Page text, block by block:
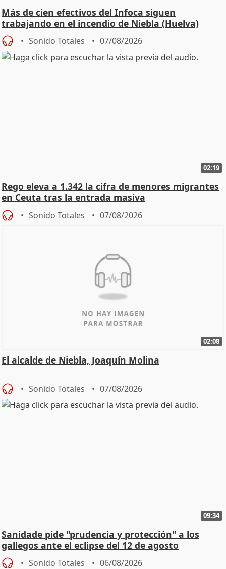
Más de cien efectivos del Infoca siguen
trabajando en el incendio de Niebla (Huelva)
Sonido Totales 07/08/2026
02:19
Rego eleva a 1.342 la cifra de menores migrantes
en Ceuta tras la entrada masiva
Sonido Totales 07/08/2026
02:08
El alcalde de Niebla, Joaquín Molina
Sonido Totales 07/08/2026
09:34
Sanidade pide "prudencia y protección" a los
gallegos ante el eclipse del 12 de agosto
Sonido Totales 06/08/2026